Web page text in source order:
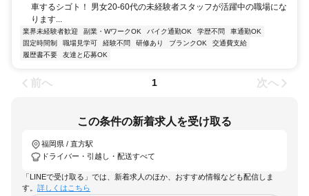
車するシゴト！ 男女20-60代の未経験者スタッフが活躍中の職場にな
ります...
業界未経験者歓迎 副業・WワークOK バイク通勤OK 学歴不問
車通勤OK
固定時間制
職場見学可 経験不問 研修あり ブランクOK
交通費支給
履歴書不要
友達と応募OK
前へ 1 次へ
この条件の新着求人を受け取る
福岡県 / 直方駅
ドライバー・引越し・配送すべて
「LINEで受け取る」では、新着求人のほか、おすすめ情報なども配信しま
す。 詳しくはこちら